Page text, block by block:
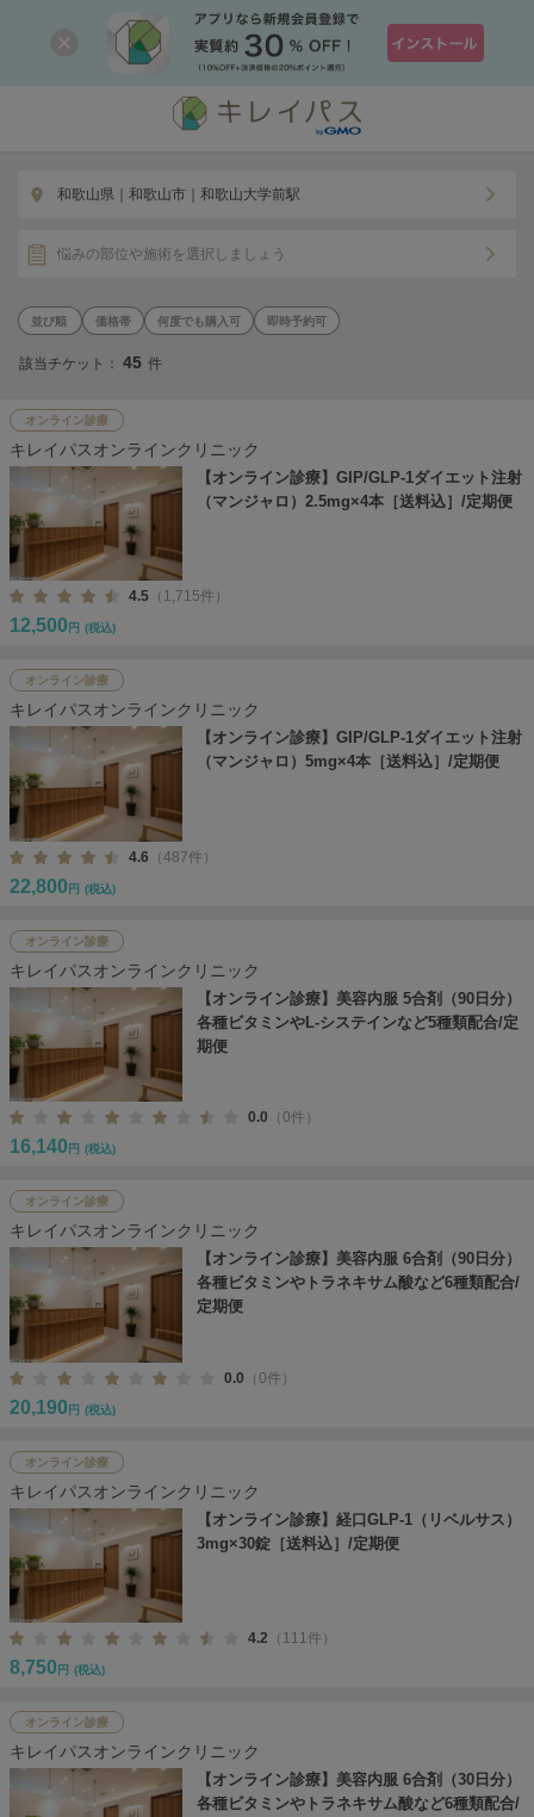
和歌山県｜和歌山市｜和歌山大学前駅
悩みの部位や施術を選択しましょう
価格帯 何度でも購入可 即時予約可
該当チケット： 45 件
オンライン診療
キレイパスオンラインクリニック
【オンライン診療】GIP/GLP-1ダイエット注射
（マンジャロ）2.5mg×4本［送料込］/定期便
4.5 （1,715件）
12,500 円 (税込)
オンライン診療
キレイパスオンラインクリニック
【オンライン診療】GIP/GLP-1ダイエット注射
（マンジャロ）5mg×4本［送料込］/定期便
4.6 （487件）
22,800 円 (税込)
オンライン診療
キレイパスオンラインクリニック
【オンライン診療】美容内服 5合剤（90日分）
各種ビタミンやL-システインなど5種類配合/定
期便
0.0 （0件）
16,140 円 (税込)
オンライン診療
キレイパスオンラインクリニック
【オンライン診療】美容内服 6合剤（90日分）
各種ビタミンやトラネキサム酸など6種類配合/
定期便
0.0 （0件）
20,190 円 (税込)
オンライン診療
キレイパスオンラインクリニック
【オンライン診療】経口GLP-1（リベルサス）
3mg×30錠［送料込］/定期便
4.2 （111件）
8,750 円 (税込)
オンライン診療
キレイパスオンラインクリニック
【オンライン診療】美容内服 6合剤（30日分）
各種ビタミンやトラネキサム酸など6種類配合/